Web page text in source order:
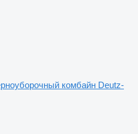
комбайн Deutz-